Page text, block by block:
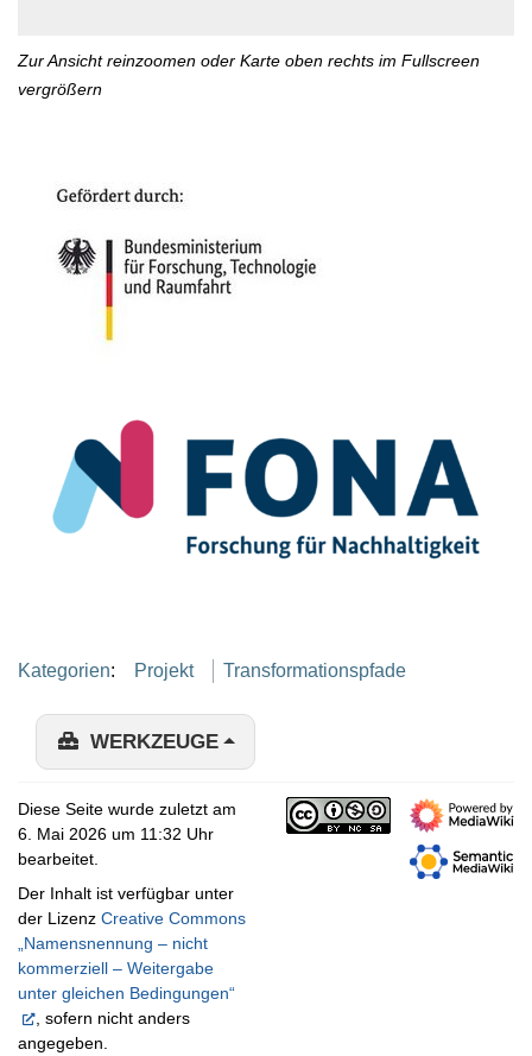
Zur Ansicht reinzoomen oder Karte oben rechts im Fullscreen
vergrößern
Kategorien: Projekt Transformationspfade
WERKZEUGE
Diese Seite wurde zuletzt am
6. Mai 2026 um 11:32 Uhr
bearbeitet.
Der Inhalt ist verfügbar unter
der Lizenz Creative Commons
„Namensnennung – nicht
kommerziell – Weitergabe
unter gleichen Bedingungen“
, sofern nicht anders
angegeben.